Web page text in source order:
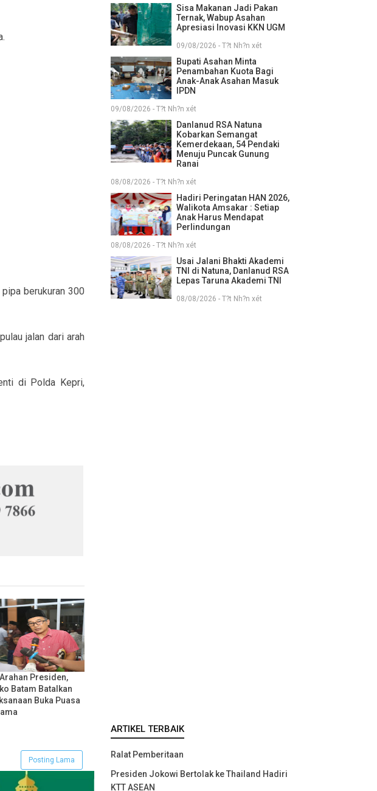
berukuran 300
jalan dari arah
di Polda Kepri,
Arahan Presiden,
Batam Batalkan
Buka Puasa
Posting Lama
Sisa Makanan Jadi Pakan
Ternak, Wabup Asahan
Apresiasi Inovasi KKN UGM
09/08/2026 - T?t Nh?n xét
Bupati Asahan Minta
Penambahan Kuota Bagi
Anak-Anak Asahan Masuk
IPDN
09/08/2026 - T?t Nh?n xét
Danlanud RSA Natuna
Kobarkan Semangat
Kemerdekaan, 54 Pendaki
Menuju Puncak Gunung
Ranai
08/08/2026 - T?t Nh?n xét
Hadiri Peringatan HAN 2026,
Walikota Amsakar : Setiap
Anak Harus Mendapat
Perlindungan
08/08/2026 - T?t Nh?n xét
Usai Jalani Bhakti Akademi
TNI di Natuna, Danlanud RSA
Lepas Taruna Akademi TNI
08/08/2026 - T?t Nh?n xét
ARTIKEL TERBAIK
Ralat Pemberitaan
Presiden Jokowi Bertolak ke Thailand Hadiri
KTT ASEAN